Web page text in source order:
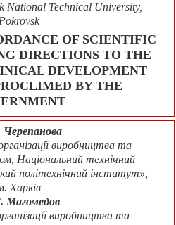
National Technical University,
Pokrovsk
OF SCIENTIFIC
DIRECTIONS TO THE
DEVELOPMENT
BY THE
виробництва та
Національний технічний
політехнічний інститут»,
Харків
Магомедов
виробництва та